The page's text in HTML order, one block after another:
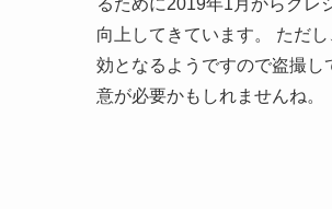
るために2019年1月からクレ
向上してきています。 ただ
効となるようですので盗撮
意が必要かもしれませんね。